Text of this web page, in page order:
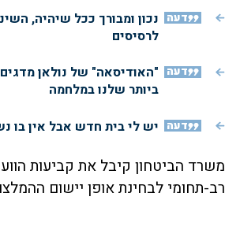
דעה נכון ומבורך ככל שיהיה,
לרסיסים
דעה "האודיסאה" של נולאן
ביותר שלנו במלחמה
דעה יש לי בית חדש אבל אין בו
משרד הביטחון קיבל את קביעות
רב-תחומי לבחינת אופן יישום